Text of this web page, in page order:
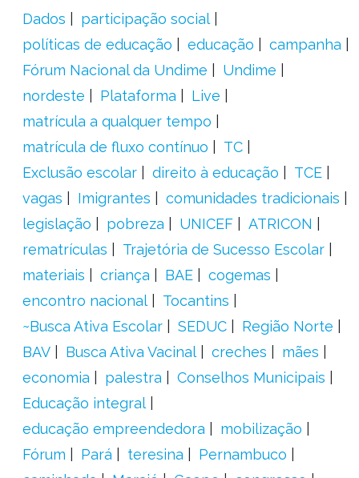
Dados
participação social
políticas de educação
educação
campanha
Fórum Nacional da Undime
Undime
nordeste
Plataforma
Live
matrícula a qualquer tempo
matrícula de fluxo contínuo
TC
Exclusão escolar
direito à educação
TCE
vagas
Imigrantes
comunidades tradicionais
legislação
pobreza UNICEF
ATRICON
rematrículas
Trajetória de Sucesso Escolar
materiais
criança BAE
cogemas
encontro nacional
Tocantins
~Busca Ativa Escolar
SEDUC
Região Norte
BAV
Busca Ativa Vacinal creches
mães
economia
palestra
Conselhos Municipais
Educação integral
educação empreendedora
mobilização
Fórum
Pará teresina
Pernambuco